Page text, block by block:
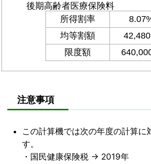
注意事項
この計算機では次の年度の計算に
す。
・国民健康保険税 → 2019年